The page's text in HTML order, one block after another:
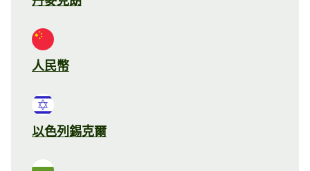
人民幣
以色列錫克爾